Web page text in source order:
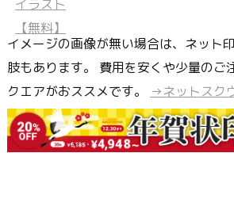
イメージの画像が無い場合は、ネット
肢もあります。 費用を安くや少量のご
クエアがおススメです。
→ネットスク